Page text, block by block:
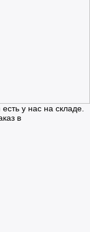
у нас на складе.
в